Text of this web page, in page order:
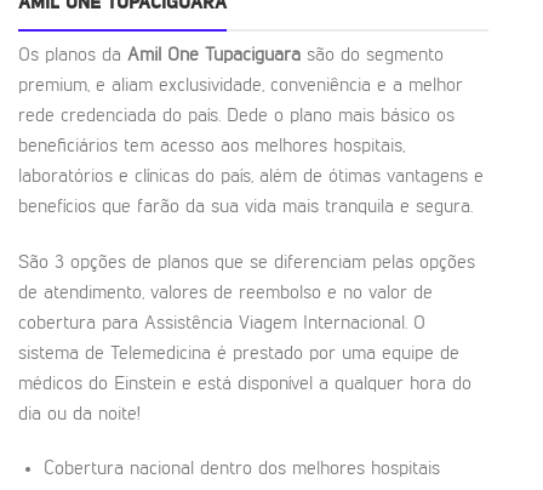
AMIL ONE TUPACIGUARA
Os planos da Amil One Tupaciguara são do segmento
premium, e aliam exclusividade, conveniência e a melhor
rede credenciada do país. Dede o plano mais básico os
beneficiários tem acesso aos melhores hospitais,
laboratórios e clínicas do país, além de ótimas vantagens e
benefícios que farão da sua vida mais tranquila e segura.
São 3 opções de planos que se diferenciam pelas opções
de atendimento, valores de reembolso e no valor de
cobertura para Assistência Viagem Internacional. O
sistema de Telemedicina é prestado por uma equipe de
médicos do Einstein e está disponível a qualquer hora do
dia ou da noite!
Cobertura nacional dentro dos melhores hospitais